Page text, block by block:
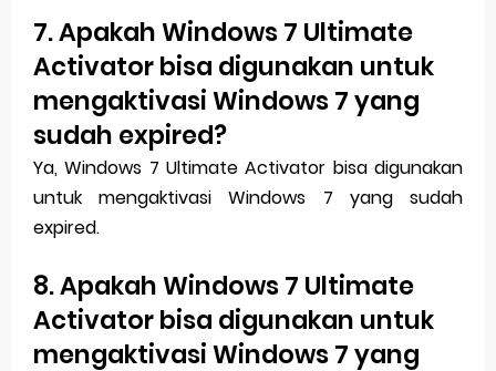
7. Apakah Windows 7 Ultimate
Activator bisa digunakan untuk
mengaktivasi Windows 7 yang
sudah expired?
Ya, Windows 7 Ultimate Activator bisa digunakan
untuk mengaktivasi Windows 7 yang sudah
expired.
8. Apakah Windows 7 Ultimate
Activator bisa digunakan untuk
mengaktivasi Windows 7 yang